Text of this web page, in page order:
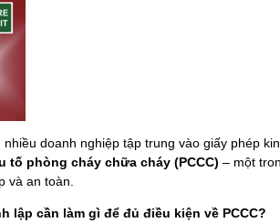
doanh nghiệp tập trung vào giấy phép
tố phòng cháy chữa cháy (PCCC) – một
và an toàn.
lập cần làm gì để đủ điều kiện về PCCC?